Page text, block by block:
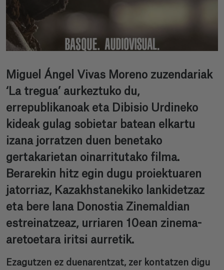
Miguel Ángel Vivas Moreno zuzendariak
‘La tregua’ aurkeztuko du,
errepublikanoak eta Dibisio Urdineko
kideak gulag sobietar batean elkartu
izana jorratzen duen benetako
gertakarietan oinarritutako filma.
Berarekin hitz egin dugu proiektuaren
jatorriaz, Kazakhstanekiko lankidetzaz
eta bere lana Donostia Zinemaldian
estreinatzeaz, urriaren 10ean zinema-
aretoetara iritsi aurretik.
Ezagutzen ez duenarentzat, zer kontatzen digu